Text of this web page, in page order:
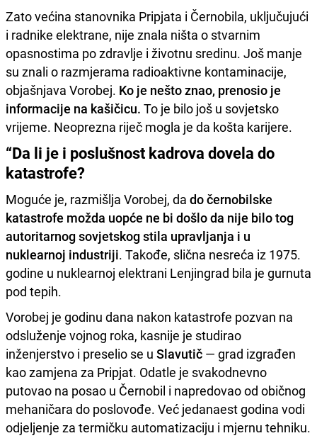
Zato većina stanovnika Pripjata i Černobila, uključujući
i radnike elektrane, nije znala ništa o stvarnim
opasnostima po zdravlje i životnu sredinu. Još manje
su znali o razmjerama radioaktivne kontaminacije,
objašnjava Vorobej. Ko je nešto znao, prenosio je
informacije na kašičicu. To je bilo još u sovjetsko
vrijeme. Neoprezna riječ mogla je da košta karijere.
“Da li je i poslušnost kadrova dovela do
katastrofe?
Moguće je, razmišlja Vorobej, da do černobilske
katastrofe možda uopće ne bi došlo da nije bilo tog
autoritarnog sovjetskog stila upravljanja i u
nuklearnoj industriji. Takođe, slična nesreća iz 1975.
godine u nuklearnoj elektrani Lenjingrad bila je gurnuta
pod tepih.
Vorobej je godinu dana nakon katastrofe pozvan na
odsluženje vojnog roka, kasnije je studirao
inženjerstvo i preselio se u Slavutič — grad izgrađen
kao zamjena za Pripjat. Odatle je svakodnevno
putovao na posao u Černobil i napredovao od običnog
mehaničara do poslovođe. Već jedanaest godina vodi
odjeljenje za termičku automatizaciju i mjernu tehniku.